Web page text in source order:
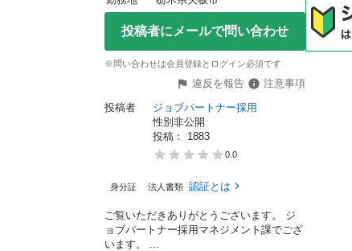
投稿者にメールで問い合わせ
※問い合わせは会員登録とログイン必須です
違反を報告
注意事項
投稿者
ジョブパートナー採用
性別非公開
投稿： 1883
0.0
身分証 法人書類 認証とは
ご覧いただきありがとうございます。 ジ
ョブパートナー採用マネジメント課でござ
います。 ...